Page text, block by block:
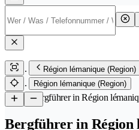
Région lémanique (Region)
Région lémanique (Region)
/Bergführer in Région
Bergführer in Région